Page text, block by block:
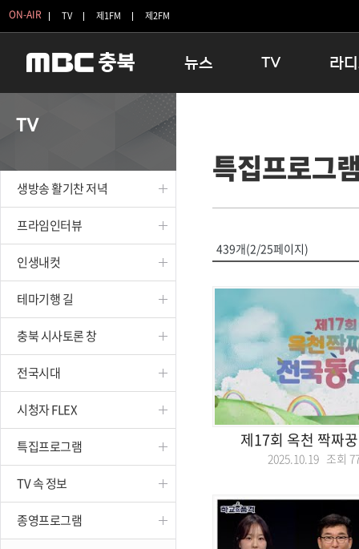
ON-AIR TV 제1FM 제2FM
뉴스
보은
옥천
TV
인생내컷
테마기행 길
시청자 FLEX
특집프로그램
종영프로그램
라
16:00 완
우리 고
TV
생방송 활기찬 저녁
프라임인터뷰
인생내컷
테마기행 길
충북 시사토론 창
전국시대
시청자 FLEX
특집프로그램
TV 속 정보
종영프로그램
특집프로그
439개(2/25페이지)
제17회 옥천 짝짜
2025.10.19 조회